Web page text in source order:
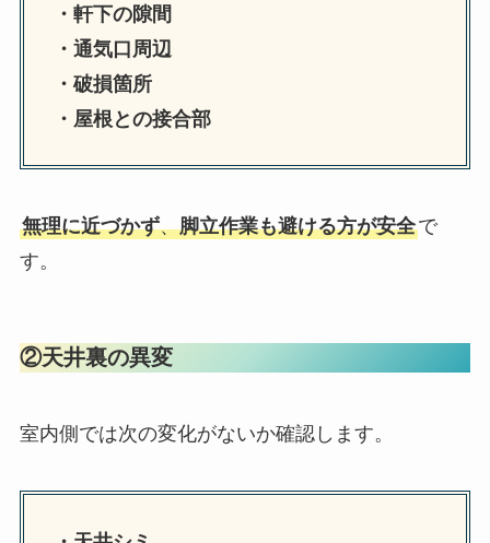
・軒下の隙間
・通気口周辺
・破損箇所
・屋根との接合部
無理に近づかず、脚立作業も避ける方が安全で
す。
②天井裏の異変
室内側では次の変化がないか確認します。